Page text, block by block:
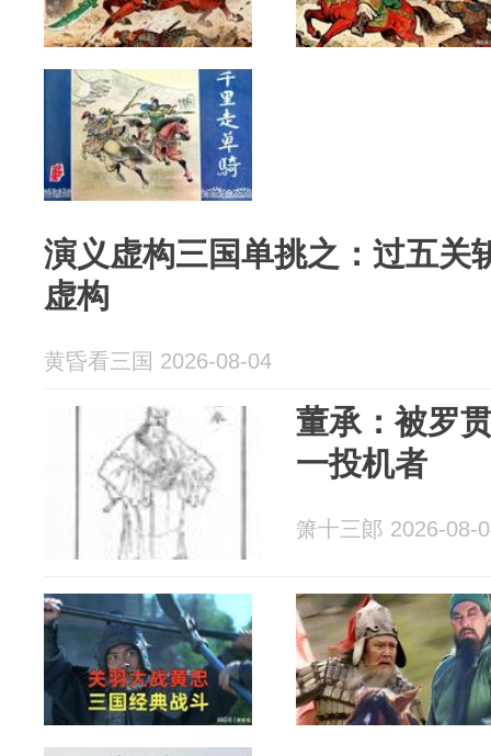
演义虚构三国单挑之：过五关
虚构
黄昏看三国 2026-08-04
董承：被罗
一投机者
箫十三郞 2026-08-